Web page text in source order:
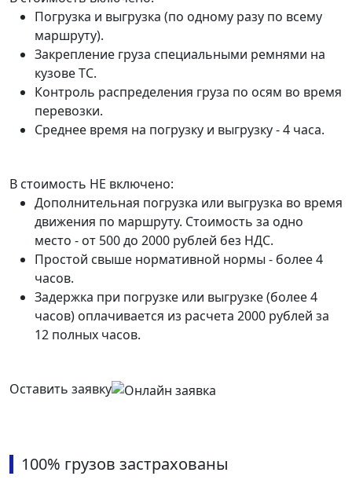
Погрузка и выгрузка (по одному разу по всему
маршруту).
Закрепление груза специальными ремнями на
кузове ТС.
Контроль распределения груза по осям во время
перевозки.
Среднее время на погрузку и выгрузку - 4 часа.
В стоимость НЕ включено:
Дополнительная погрузка или выгрузка во время
движения по маршруту. Стоимость за одно
место - от 500 до 2000 рублей без НДС.
Простой свыше нормативной нормы - более 4
часов.
Задержка при погрузке или выгрузке (более 4
часов) оплачивается из расчета 2000 рублей за
12 полных часов.
Оставить заявку
100% грузов застрахованы